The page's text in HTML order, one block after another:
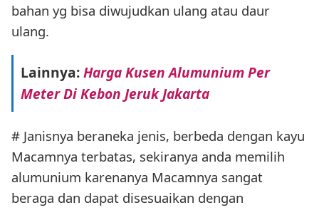
bahan yg bisa diwujudkan ulang atau daur
ulang.
Lainnya:Harga Kusen Alumunium Per
Meter Di Kebon Jeruk Jakarta
# Janisnya beraneka jenis, berbeda dengan kayu
Macamnya terbatas, sekiranya anda memilih
alumunium karenanya Macamnya sangat
beraga dan dapat disesuaikan dengan